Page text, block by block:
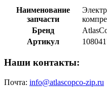
Наименование
запчасти
Бренд
Артикул
Наши контакты:
Почта: info@atlascopco-zip.ru